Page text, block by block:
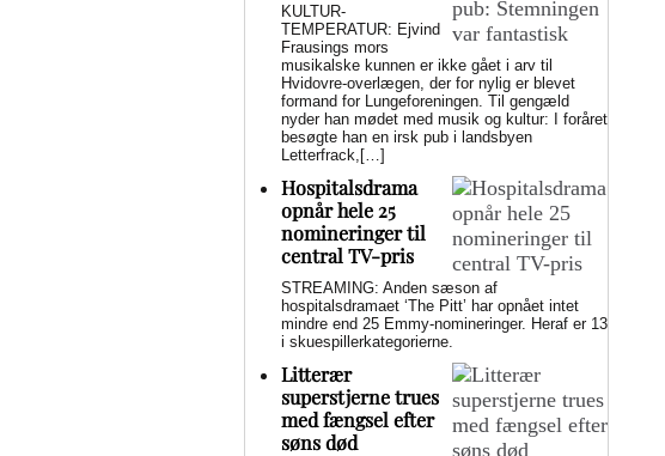
KULTUR-
TEMPERATUR: Ejvind
Frausings mors
musikalske kunnen er ikke gået i arv til
Hvidovre-overlægen, der for nylig er blevet
formand for Lungeforeningen. Til gengæld
nyder han mødet med musik og kultur: I foråret
besøgte han en irsk pub i landsbyen
Letterfrack,[…]
Hospitalsdrama
opnår hele 25
nomineringer til
central TV-pris
STREAMING: Anden sæson af
hospitalsdramaet ‘The Pitt’ har opnået intet
mindre end 25 Emmy-nomineringer. Heraf er 13
i skuespillerkategorierne.
Litterær
superstjerne trues
med fængsel efter
søns død